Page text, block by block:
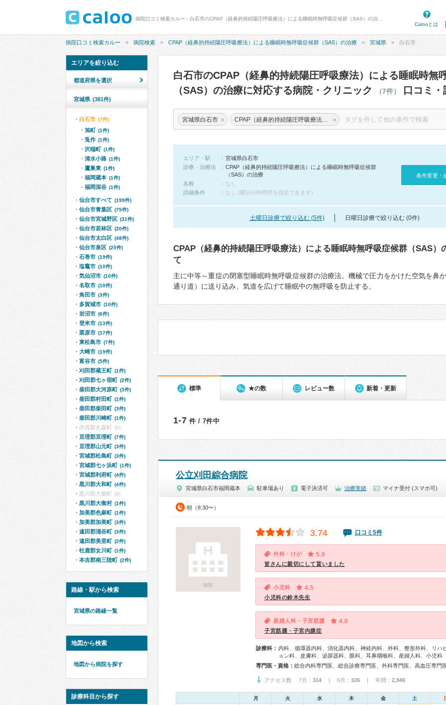
Calooとは
病院口コミ検索カルー 病院検索 CPAP（経鼻的持続陽圧呼吸療法）による睡眠時無呼吸症候群（SAS）の治療 宮城県 白石市
白石市のCPAP（経鼻的持続陽圧呼吸療法）による睡眠時無
（SAS）の治療に対応する病院・クリニック
（7件） 口コミ・
宮城県白石市 × ×
エリア・駅
宮城県白石市
診療・治療法
CPAP（経鼻的持続陽圧呼吸療法）による睡眠時無呼吸症候群
（SAS）の治療
名称
なし
詳細条件
なし (曜日や時間帯を指定できます)
条件変更・
土曜日診療で絞り込む (5件) 日曜日診療で絞り込む (0件)
CPAP（経鼻的持続陽圧呼吸療法）による睡眠時無呼吸症候群（SAS）
て
主に中等～重症の閉塞型睡眠時無呼吸症候群の治療法。機械で圧力をかけた空気を鼻
通り道）に送り込み、気道を広げて睡眠中の無呼吸を防止する。
標準 ★の数 レビュー数 新着・更新
1-7 件 / 7件中
公立刈田綜合病院
宮城県白石市福岡蔵本 駐車場あり 電子決済可 治療実績 マイナ受付 (スマホ可)
朝（8:30〜）
病院
3.74 口コミ5件
外科・けが 5.0
皆さんに親切にして貰いました
小児科 4.5
小児科の鈴木先生
産婦人科・子宮筋腫 4.0
子宮筋腫・子宮内膜症
診療科： 内科、循環器内科、消化器内科、神経内科、外科、整形外科、リハ
ョン科、皮膚科、泌尿器科、眼科、耳鼻咽喉科、産婦人科、小児科
専門医・資格：
アクセス数 7月： 314 | 6月： 326 | 年間： 2,946
月 火 水 木 金 土
エリアを絞り込む
都道府県を選択
宮城県 (381件)
白石市 (7件)
旭町 (1件)
兎作 (1件)
沢端町 (1件)
清水小路 (1件)
鷹巣東 (1件)
福岡蔵本 (1件)
福岡深谷 (1件)
仙台市すべて (199件)
仙台市青葉区 (75件)
仙台市宮城野区 (31件)
仙台市若林区 (20件)
仙台市太白区 (48件)
仙台市泉区 (25件)
石巻市 (19件)
塩竈市 (10件)
気仙沼市 (10件)
名取市 (10件)
角田市 (3件)
多賀城市 (10件)
岩沼市 (6件)
登米市 (13件)
栗原市 (17件)
東松島市 (7件)
大崎市 (19件)
富谷市 (5件)
刈田郡蔵王町 (1件)
刈田郡七ヶ宿町 (2件)
柴田郡大河原町 (3件)
柴田郡村田町 (1件)
柴田郡柴田町 (3件)
柴田郡川崎町 (1件)
伊具郡丸森町 (0)
亘理郡亘理町 (7件)
亘理郡山元町 (3件)
宮城郡松島町 (3件)
宮城郡七ヶ浜町 (1件)
宮城郡利府町 (4件)
黒川郡大和町 (4件)
黒川郡大郷町 (0)
黒川郡大衡村 (1件)
加美郡色麻町 (1件)
加美郡加美町 (3件)
遠田郡涌谷町 (3件)
遠田郡美里町 (2件)
牡鹿郡女川町 (1件)
本吉郡南三陸町 (2件)
路線・駅から検索
宮城県の路線一覧
地図から検索
地図から病院を探す
診療科目から探す